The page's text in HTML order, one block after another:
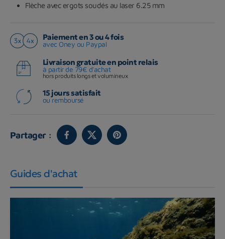
Flèche avec ergots soudés au laser 6.25 mm
Paiement en 3 ou 4 fois
avec Oney ou Paypal
Livraison gratuite en point relais
à partir de 79€ d'achat
hors produits longs et volumineux
15 jours satisfait
ou remboursé
Partager :
Guides d'achat